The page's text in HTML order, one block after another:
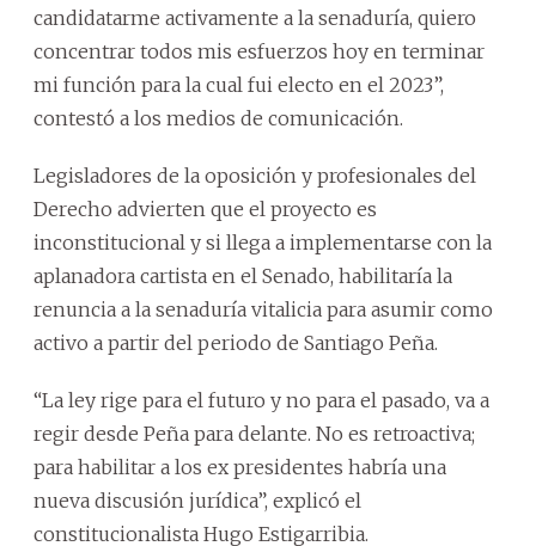
candidatarme activamente a la senaduría, quiero
concentrar todos mis esfuerzos hoy en terminar
mi función para la cual fui electo en el 2023”,
contestó a los medios de comunicación.
Legisladores de la oposición y profesionales del
Derecho advierten que el proyecto es
inconstitucional y si llega a implementarse con la
aplanadora cartista en el Senado, habilitaría la
renuncia a la senaduría vitalicia para asumir como
activo a partir del periodo de Santiago Peña.
“La ley rige para el futuro y no para el pasado, va a
regir desde Peña para delante. No es retroactiva;
para habilitar a los ex presidentes habría una
nueva discusión jurídica”, explicó el
constitucionalista Hugo Estigarribia.